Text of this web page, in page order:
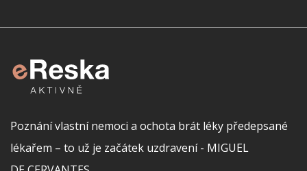
Poznání vlastní nemoci a ochota brát léky předepsané
lékařem – to už je začátek uzdravení - MIGUEL